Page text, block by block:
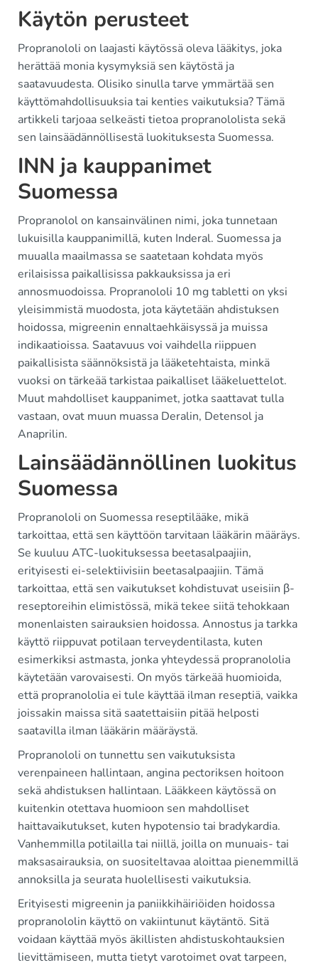
Käytön perusteet
Propranololi on laajasti käytössä oleva lääkitys, joka
herättää monia kysymyksiä sen käytöstä ja
saatavuudesta. Olisiko sinulla tarve ymmärtää sen
käyttömahdollisuuksia tai kenties vaikutuksia? Tämä
artikkeli tarjoaa selkeästi tietoa propranololista sekä
sen lainsäädännöllisestä luokituksesta Suomessa.
INN ja kauppanimet
Suomessa
Propranolol on kansainvälinen nimi, joka tunnetaan
lukuisilla kauppanimillä, kuten Inderal. Suomessa ja
muualla maailmassa se saatetaan kohdata myös
erilaisissa paikallisissa pakkauksissa ja eri
annosmuodoissa. Propranololi 10 mg tabletti on yksi
yleisimmistä muodosta, jota käytetään ahdistuksen
hoidossa, migreenin ennaltaehkäisyssä ja muissa
indikaatioissa. Saatavuus voi vaihdella riippuen
paikallisista säännöksistä ja lääketehtaista, minkä
vuoksi on tärkeää tarkistaa paikalliset lääkeluettelot.
Muut mahdolliset kauppanimet, jotka saattavat tulla
vastaan, ovat muun muassa Deralin, Detensol ja
Anaprilin.
Lainsäädännöllinen luokitus
Suomessa
Propranololi on Suomessa reseptilääke, mikä
tarkoittaa, että sen käyttöön tarvitaan lääkärin määräys.
Se kuuluu ATC-luokituksessa beetasalpaajiin,
erityisesti ei-selektiivisiin beetasalpaajiin. Tämä
tarkoittaa, että sen vaikutukset kohdistuvat useisiin β-
reseptoreihin elimistössä, mikä tekee siitä tehokkaan
monenlaisten sairauksien hoidossa. Annostus ja tarkka
käyttö riippuvat potilaan terveydentilasta, kuten
esimerkiksi astmasta, jonka yhteydessä propranololia
käytetään varovaisesti. On myös tärkeää huomioida,
että propranololia ei tule käyttää ilman reseptiä, vaikka
joissakin maissa sitä saatettaisiin pitää helposti
saatavilla ilman lääkärin määräystä.
Propranololi on tunnettu sen vaikutuksista
verenpaineen hallintaan, angina pectoriksen hoitoon
sekä ahdistuksen hallintaan. Lääkkeen käytössä on
kuitenkin otettava huomioon sen mahdolliset
haittavaikutukset, kuten hypotensio tai bradykardia.
Vanhemmilla potilailla tai niillä, joilla on munuais- tai
maksasairauksia, on suositeltavaa aloittaa pienemmillä
annoksilla ja seurata huolellisesti vaikutuksia.
Erityisesti migreenin ja paniikkihäiriöiden hoidossa
propranololin käyttö on vakiintunut käytäntö. Sitä
voidaan käyttää myös äkillisten ahdistuskohtauksien
lievittämiseen, mutta tietyt varotoimet ovat tarpeen,